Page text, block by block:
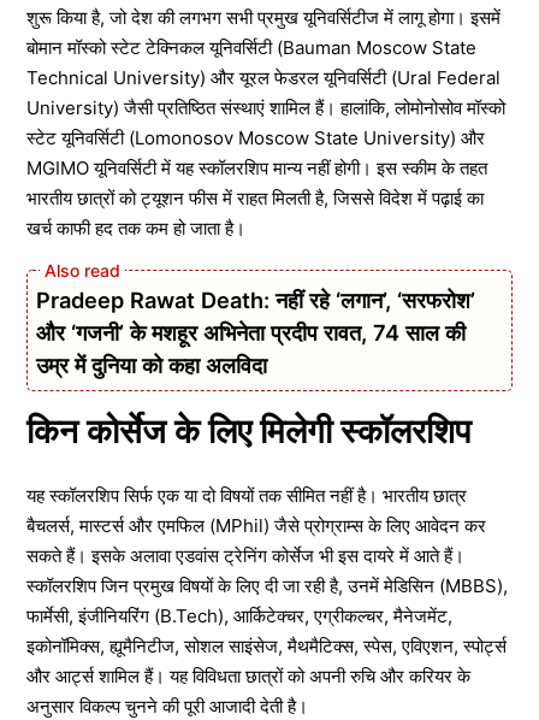
शुरू किया है, जो देश की लगभग सभी प्रमुख यूनिवर्सिटीज में लागू होगा। इसमें
बोमान मॉस्को स्टेट टेक्निकल यूनिवर्सिटी (Bauman Moscow State
Technical University) और यूरल फेडरल यूनिवर्सिटी (Ural Federal
University) जैसी प्रतिष्ठित संस्थाएं शामिल हैं। हालांकि, लोमोनोसोव मॉस्को
स्टेट यूनिवर्सिटी (Lomonosov Moscow State University) और
MGIMO यूनिवर्सिटी में यह स्कॉलरशिप मान्य नहीं होगी। इस स्कीम के तहत
भारतीय छात्रों को ट्यूशन फीस में राहत मिलती है, जिससे विदेश में पढ़ाई का
खर्च काफी हद तक कम हो जाता है।
Pradeep Rawat Death: नहीं रहे ‘लगान’, ‘सरफरोश’
और ‘गजनी’ के मशहूर अभिनेता प्रदीप रावत, 74 साल की
उम्र में दुनिया को कहा अलविदा
किन कोर्सेज के लिए मिलेगी स्कॉलरशिप
यह स्कॉलरशिप सिर्फ एक या दो विषयों तक सीमित नहीं है। भारतीय छात्र
बैचलर्स, मास्टर्स और एमफिल (MPhil) जैसे प्रोग्राम्स के लिए आवेदन कर
सकते हैं। इसके अलावा एडवांस ट्रेनिंग कोर्सेज भी इस दायरे में आते हैं।
स्कॉलरशिप जिन प्रमुख विषयों के लिए दी जा रही है, उनमें मेडिसिन (MBBS),
फार्मेसी, इंजीनियरिंग (B.Tech), आर्किटेक्चर, एग्रीकल्चर, मैनेजमेंट,
इकोनॉमिक्स, ह्यूमैनिटीज, सोशल साइंसेज, मैथमैटिक्स, स्पेस, एविएशन, स्पोर्ट्स
और आर्ट्स शामिल हैं। यह विविधता छात्रों को अपनी रुचि और करियर के
अनुसार विकल्प चुनने की पूरी आजादी देती है।